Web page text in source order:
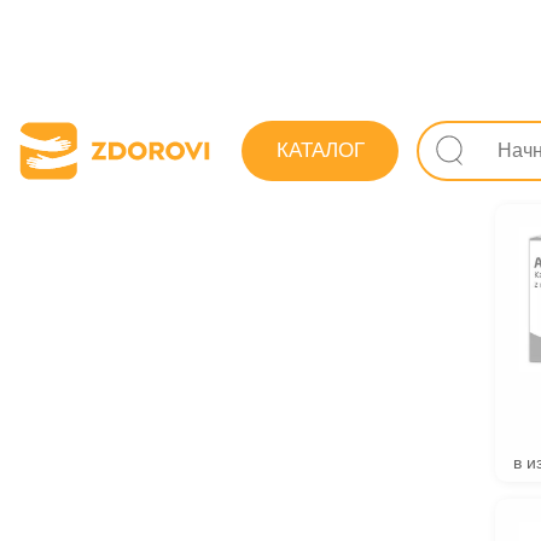
КАТАЛОГ
Поиск
в